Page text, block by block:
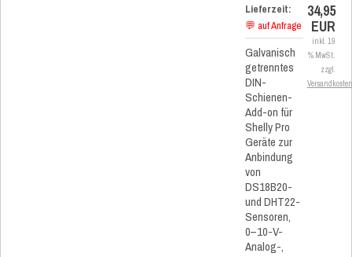
Lieferzeit:
💬 auf Anfrage
Galvanisch
getrenntes
DIN-
Schienen-
Add-on für
Shelly Pro
Geräte zur
Anbindung
von
DS18B20-
und DHT22-
Sensoren,
0–10-V-
Analog-,
34,95
EUR
inkl. 19
% MwSt.
zzgl.
Versandkosten